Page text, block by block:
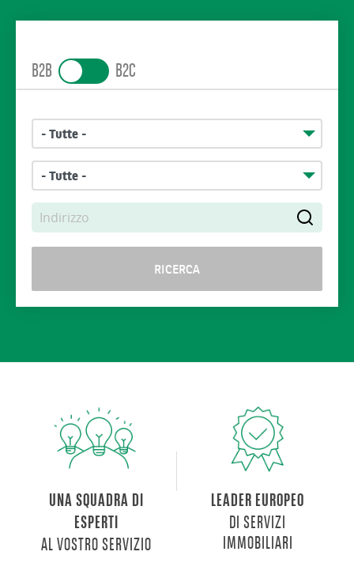
B2B B2C
- Tutte -
- Tutte -
UNA SQUADRA DI
ESPERTI
AL VOSTRO SERVIZIO
LEADER EUROPEO
DI SERVIZI
IMMOBILIARI